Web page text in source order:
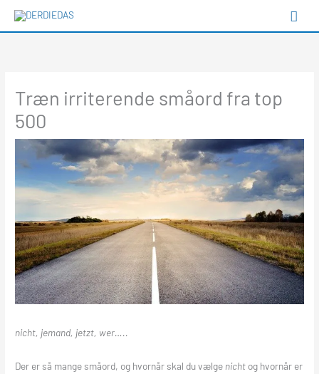
Træn irriterende småord fra top
500
nicht, jemand, jetzt, wer…..
Der er så mange småord, og hvornår skal du vælge nicht og hvornår er
Type your email…